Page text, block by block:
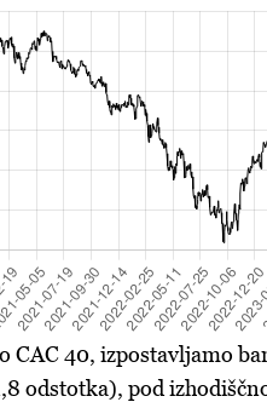
CAC 40, izpostavljamo
odstotka), pod